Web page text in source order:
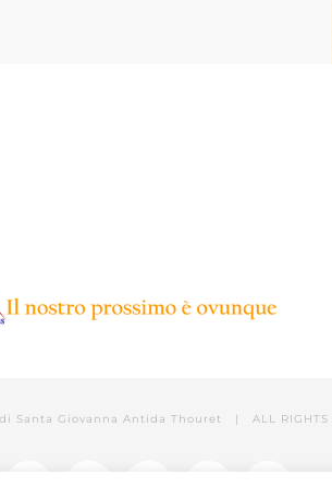
Santa Giovanna Antida Thouret | ALL RIGHTS